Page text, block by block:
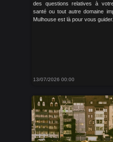
des questions relatives à
santé ou tout autre domaine
Mulhouse est là pour vous guider.
13/07/2026 00:00